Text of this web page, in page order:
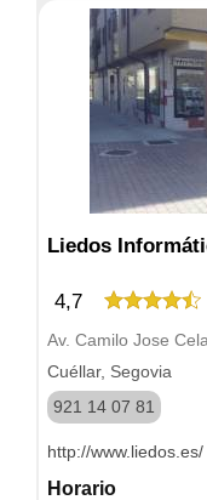
Liedos
4,7
Av. Camilo Jose
Cuéllar, Segovia
921 14 07 81
http://www.liedos.es/
Horario